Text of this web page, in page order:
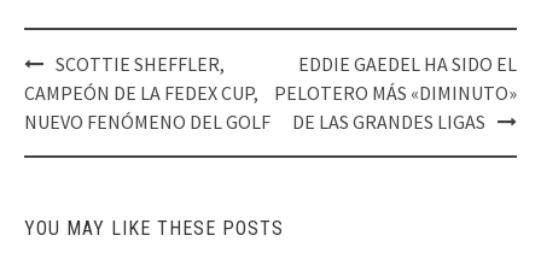
Post
navigation
SCOTTIE SHEFFLER,
CAMPEÓN DE LA FEDEX CUP,
NUEVO FENÓMENO DEL GOLF
EDDIE GAEDEL HA SIDO EL
PELOTERO MÁS «DIMINUTO»
DE LAS GRANDES LIGAS
YOU MAY LIKE THESE POSTS